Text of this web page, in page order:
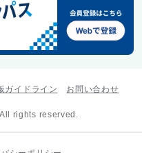
ガイドライン お問い合わせ
rights reserved.